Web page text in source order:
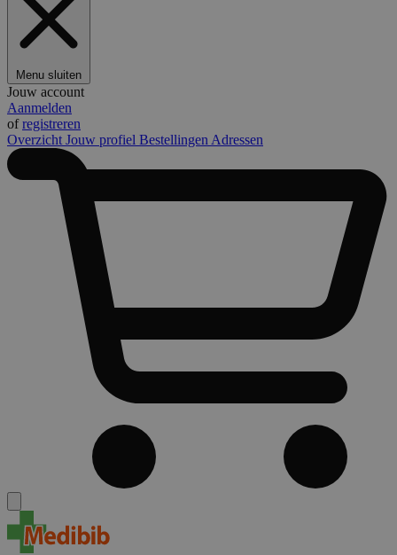
Menu sluiten
Jouw account
Aanmelden
ofregistreren
Overzicht Jouw profiel Bestellingen Adressen